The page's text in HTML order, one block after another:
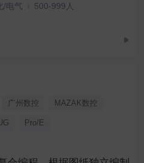
/电气 500-999人
广州数控 MAZAK数控
Pro/E